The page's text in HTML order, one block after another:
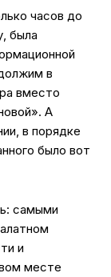
часов до
была
в
вместо
А
в порядке
было вот
самыми
и
месте